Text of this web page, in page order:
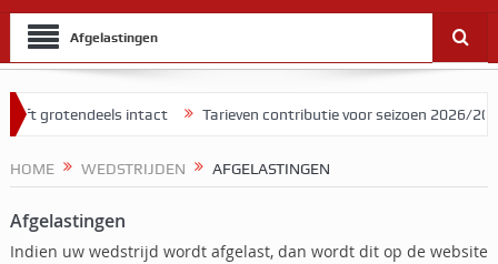
Afgelastingen
grotendeels intact Tarieven contributie voor seizoen 2026/2027
HOME WEDSTRIJDEN AFGELASTINGEN
Afgelastingen
Indien uw wedstrijd wordt afgelast, dan wordt dit op de website